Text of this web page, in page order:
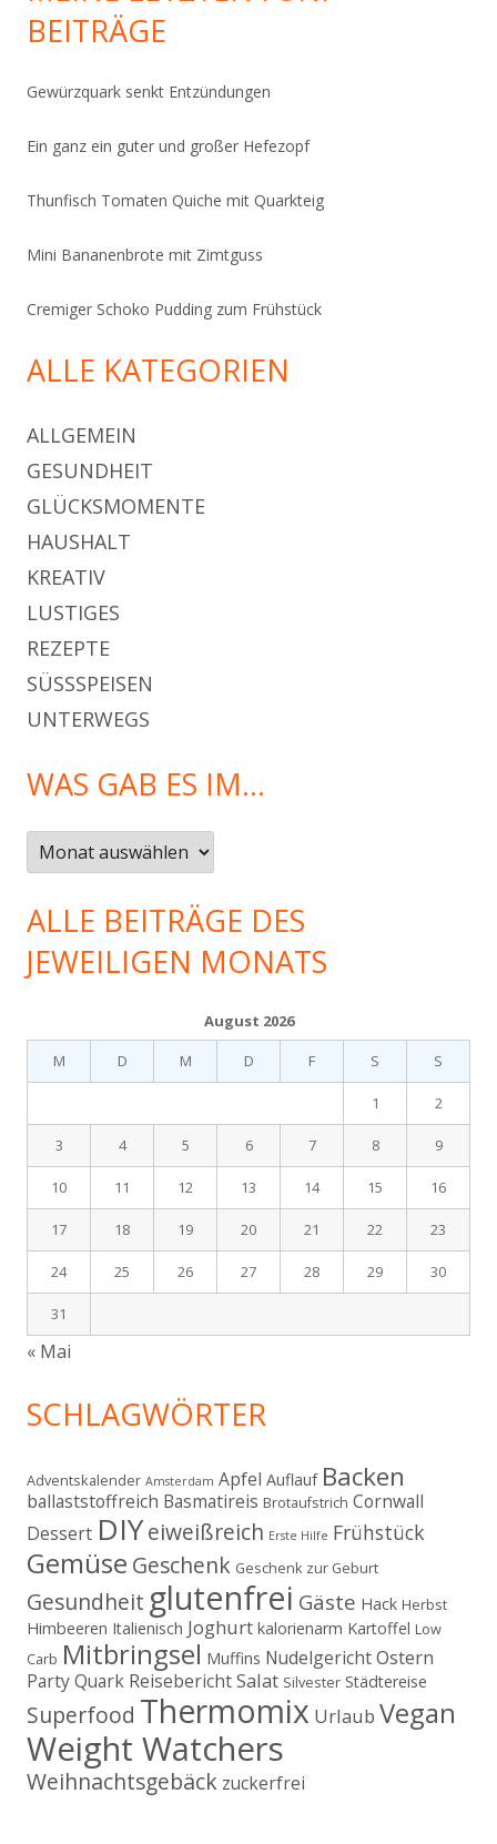
BEITRÄGE
Gewürzquark senkt Entzündungen
Ein ganz ein guter und großer Hefezopf
Thunfisch Tomaten Quiche mit Quarkteig
Mini Bananenbrote mit Zimtguss
Cremiger Schoko Pudding zum Frühstück
ALLE KATEGORIEN
ALLGEMEIN
GESUNDHEIT
GLÜCKSMOMENTE
HAUSHALT
KREATIV
LUSTIGES
REZEPTE
SÜSSSPEISEN
UNTERWEGS
WAS GAB ES IM…
Was
gab
es
im…
ALLE BEITRÄGE DES
JEWEILIGEN MONATS
August 2026
M
D M D F S S
1 2
3 4 5 6 7 8 9
10 11 12 13 14 15 16
17 18 19 20 21 22 23
24 25 26 27 28 29 30
31
« Mai
SCHLAGWÖRTER
Adventskalender Amsterdam Apfel Auflauf Backen
ballaststoffreich Basmatireis Brotaufstrich Cornwall
Dessert DIYeiweißreich Erste Hilfe Frühstück
Gemüse Geschenk Geschenk zur Geburt
Gesundheit glutenfrei Gäste Hack Herbst
Himbeeren Italienisch Joghurt kalorienarm Kartoffel Low
Carb Mitbringsel Muffins NudelgerichtOstern
PartyQuark ReiseberichtSalat Silvester Städtereise
Superfood Thermomix Urlaub Vegan
Weight Watchers
Weihnachtsgebäck zuckerfrei